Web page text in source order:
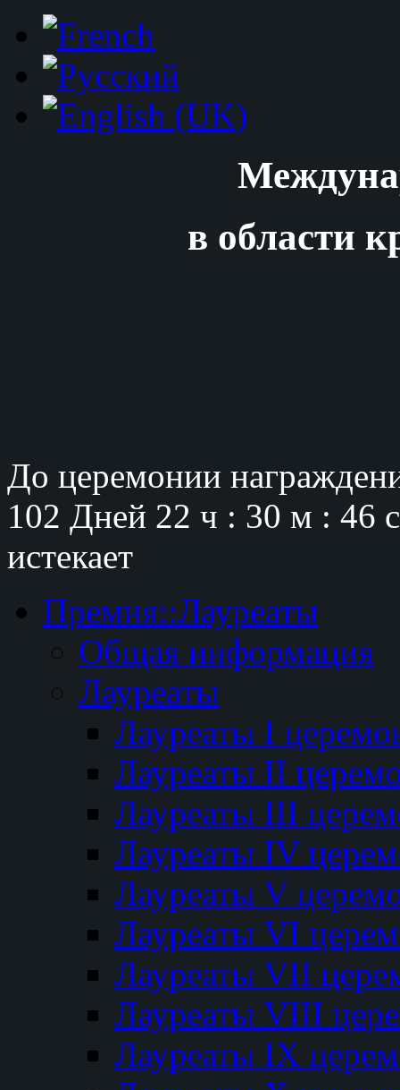
в области
До церемонии
102 Дней 22 ч : 30 м : 45
истекает
Премия::Лауреаты
Общая информация
Лауреаты
Лауреаты I
Лауреаты II
Лауреаты III
Лауреаты IV
Лауреаты V
Лауреаты VI
Лауреаты VII
Лауреаты VIII
Лауреаты IX